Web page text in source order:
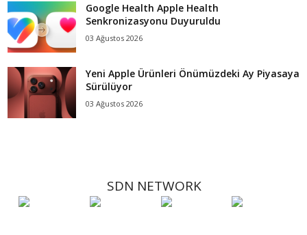
Google Health Apple Health
Senkronizasyonu Duyuruldu
03 Ağustos 2026
Yeni Apple Ürünleri Önümüzdeki Ay Piyasaya
Sürülüyor
03 Ağustos 2026
SDN NETWORK